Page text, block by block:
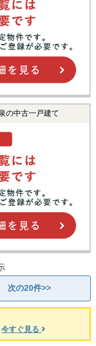
の中古一戸建て
次の20件>>
今すぐ見る